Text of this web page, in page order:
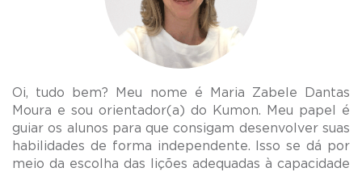
Oi, tudo bem? Meu nome é Maria Zabele Dantas
Moura e sou orientador(a) do Kumon. Meu papel é
guiar os alunos para que consigam desenvolver suas
habilidades de forma independente. Isso se dá por
meio da escolha das lições adequadas à capacidade